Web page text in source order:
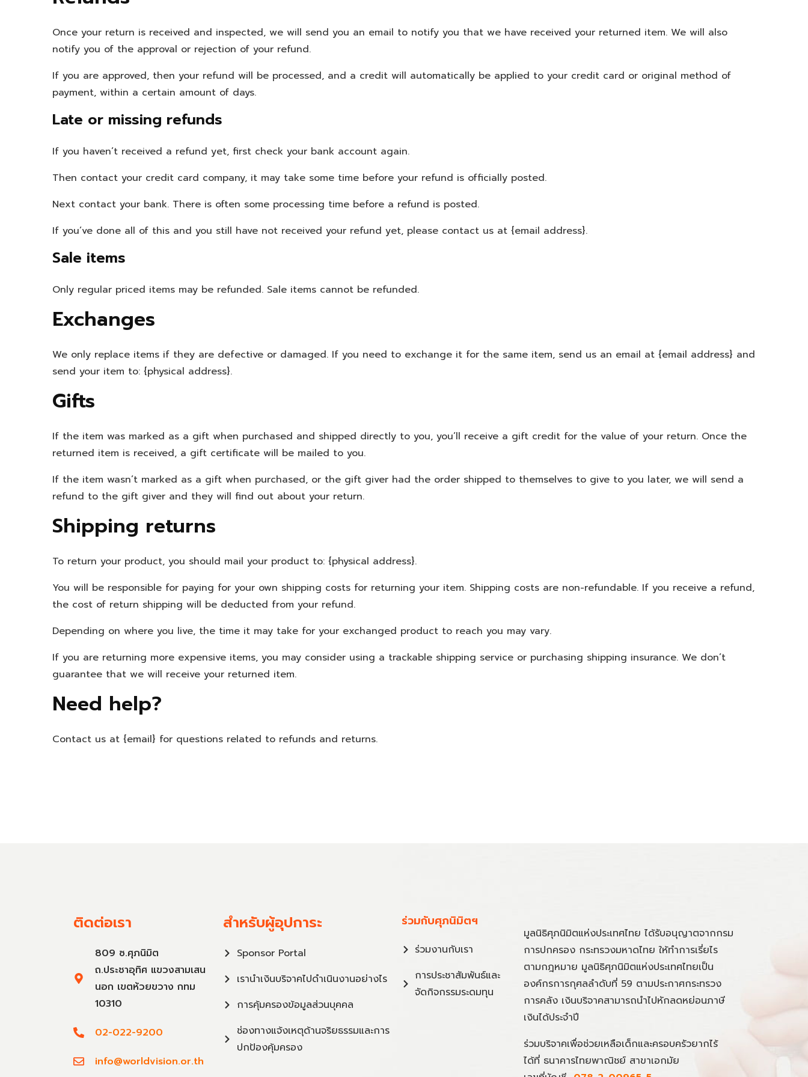
Once your return is received and inspected, we will send you an email to notify you that we have received your returned item. We will also
notify you of the approval or rejection of your refund.
If you are approved, then your refund will be processed, and a credit will automatically be applied to your credit card or original method of
payment, within a certain amount of days.
Late or missing refunds
If you haven’t received a refund yet, first check your bank account again.
Then contact your credit card company, it may take some time before your refund is officially posted.
Next contact your bank. There is often some processing time before a refund is posted.
If you’ve done all of this and you still have not received your refund yet, please contact us at {email address}.
Sale items
Only regular priced items may be refunded. Sale items cannot be refunded.
Exchanges
We only replace items if they are defective or damaged. If you need to exchange it for the same item, send us an email at {email address} and
send your item to: {physical address}.
Gifts
If the item was marked as a gift when purchased and shipped directly to you, you’ll receive a gift credit for the value of your return. Once the
returned item is received, a gift certificate will be mailed to you.
If the item wasn’t marked as a gift when purchased, or the gift giver had the order shipped to themselves to give to you later, we will send a
refund to the gift giver and they will find out about your return.
Shipping returns
To return your product, you should mail your product to: {physical address}.
You will be responsible for paying for your own shipping costs for returning your item. Shipping costs are non-refundable. If you receive a refund,
the cost of return shipping will be deducted from your refund.
Depending on where you live, the time it may take for your exchanged product to reach you may vary.
If you are returning more expensive items, you may consider using a trackable shipping service or purchasing shipping insurance. We don’t
guarantee that we will receive your returned item.
Need help?
Contact us at {email} for questions related to refunds and returns.
ติดต่อเรา
809 ซ.ศุภนิมิต
ถ.ประชาอุทิศ แขวงสามเสน
นอก เขตห้วยขวาง กทม
10310
02-022-9200
info@worldvision.or.th
สำหรับผู้อุปการะ
Sponsor Portal
เรานำเงินบริจาคไปดำเนินงานอย่างไร
การคุ้มครองข้อมูลส่วนบุคคล
ช่องทางแจ้งเหตุด้านจริยธรรมและการ
ปกป้องคุ้มครอง
ร่วมกับศุภนิมิตฯ
ร่วมงานกับเรา
การประชาสัมพันธ์และ
จัดกิจกรรมระดมทุน
มูลนิธิศุภนิมิตแห่งประเทศไทย ได้รับอนุญาตจากกรม
การปกครอง กระทรวงมหาดไทย ให้ทำการเรี่ยไร
ตามกฎหมาย มูลนิธิศุภนิมิตแห่งประเทศไทยเป็น
องค์กรการกุศลลำดับที่ 59 ตามประกาศกระทรวง
การคลัง เงินบริจาคสามารถนำไปหักลดหย่อนภาษี
เงินได้ประจำปี
ร่วมบริจาคเพื่อช่วยเหลือเด็กและครอบครัวยากไร้
ได้ที่ ธนาคารไทยพาณิชย์ สาขาเอกมัย